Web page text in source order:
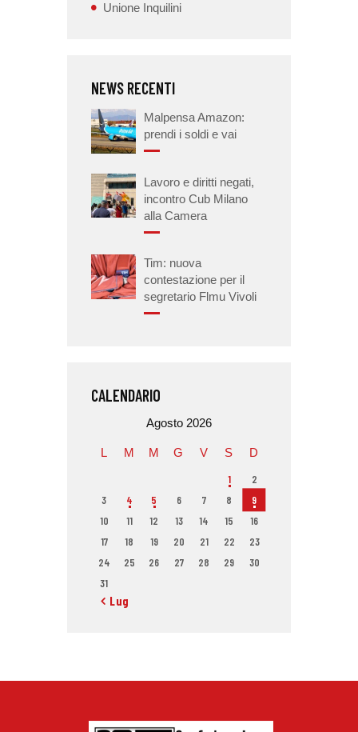
Unione Inquilini
NEWS RECENTI
Malpensa Amazon:
prendi i soldi e vai
Lavoro e diritti negati,
incontro Cub Milano
alla Camera
Tim: nuova
contestazione per il
segretario Flmu Vivoli
CALENDARIO
Agosto 2026
L M M G V S D
1
2
3
4 5 6 7 8
9
10
11 12 13 14 15
16
17
18 19 20 21 22
23
24
25 26 27 28 29
30
31
« Lug